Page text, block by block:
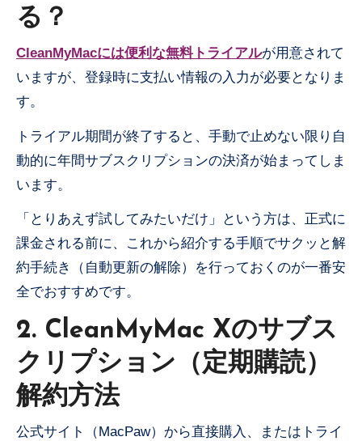
る？
CleanMyMacには便利な無料トライアルが用意されて
いますが、登録時に支払い情報の入力が必要となりま
す。
トライアル期間が終了すると、手動で止めない限り自
動的に年間サブスクリプションの決済が始まってしま
います。
「とりあえず試してみたいだけ」という方は、正式に
課金される前に、これから紹介する手順でサクッと解
約手続き（自動更新の解除）を行っておくのが一番安
全でおすすめです。
2. CleanMyMac Xのサブス
クリプション（定期購読）
解約方法
公式サイト（MacPaw）から直接購入、またはトライ